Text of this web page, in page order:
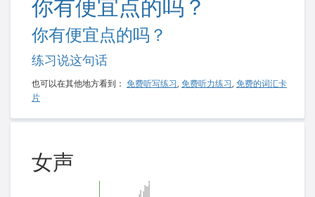
你有便宜点的吗？
你有便宜点的吗？
练习说这句话
也可以在其他地方看到： 免费听写练习, 免费听力练习, 免费的词汇卡
片
女声